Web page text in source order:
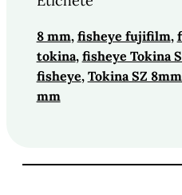
8 mm, fisheye fujifilm,
tokina, fisheye Tokina
fisheye, Tokina SZ
mm